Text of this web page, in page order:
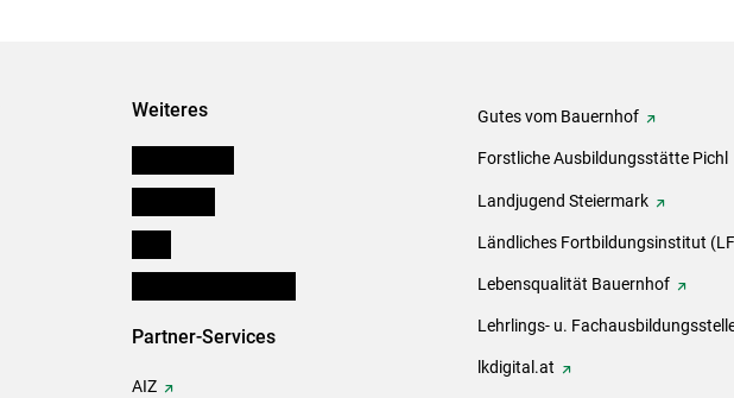
Weiteres
Partner-Services
AIZ
Gutes vom Bauernhof
Forstliche Ausbildungsstätte Pichl
Landjugend Steiermark
Ländliches Fortbildungsinstitut
Lebensqualität Bauernhof
Lehrlings- u.
lkdigital.at